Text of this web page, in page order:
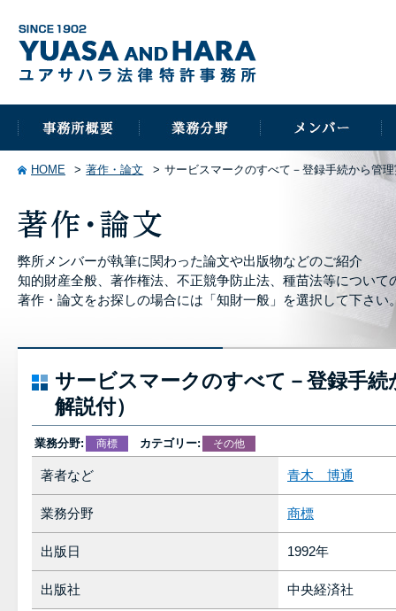
HOME 著作・論文 サービスマークのすべて－登録手続から管
弊所メンバーが執筆に関わった論文や出版物などのご紹介
知的財産全般、著作権法、不正競争防止法、種苗法等について
著作・論文をお探しの場合には「知財一般」を選択して下さい
サービスマークのすべて－登録手
解説付）
業務分野: 商標 カテゴリー: その他
著者など 青木 博通
業務分野 商標
出版日 1992年
出版社 中央経済社